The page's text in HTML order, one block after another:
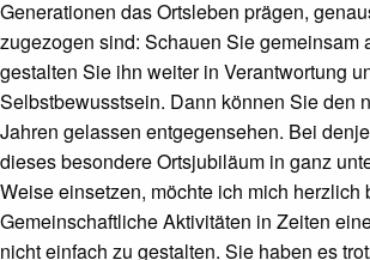
Generationen das Ortsleben prägen,
zugezogen sind: Schauen Sie gemeinsam
gestalten Sie ihn weiter in Verantwortung
Selbstbewusstsein. Dann können Sie den
Jahren gelassen entgegensehen. Bei
dieses besondere Ortsjubiläum in ganz
Weise einsetzen, möchte ich mich herzlich
Gemeinschaftliche Aktivitäten in Zeiten
nicht einfach zu gestalten. Sie haben es